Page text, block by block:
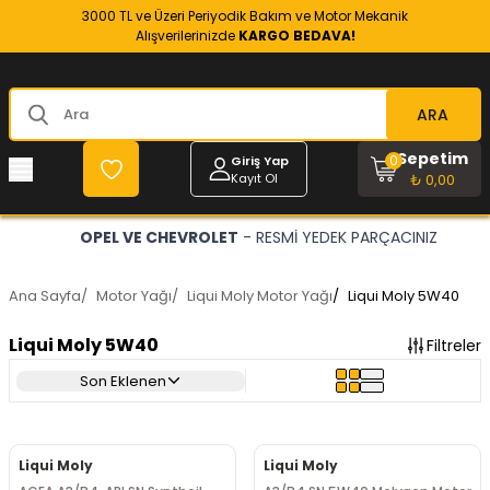
3000 TL ve Üzeri Periyodik Bakım ve Motor Mekanik
Alışverilerinizde KARGO BEDAVA!
ARA
Giriş Yap
Kayıt Ol
Sepetim
₺ 0,00
0
OPEL VE CHEVROLET - RESMİ YEDEK PARÇACINIZ
Ana Sayfa/ Motor Yağı/ Liqui Moly Motor Yağı/ Liqui Moly 5W40
Liqui Moly 5W40 Filtreler
Son Eklenen
Liqui Moly
Liqui Moly